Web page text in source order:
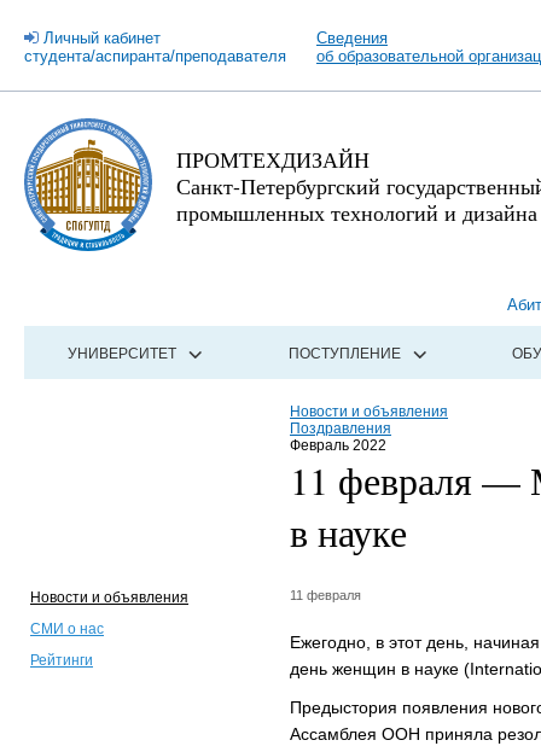
Личный кабинет
студента/аспиранта/преподавателя
Сведения
об образовательной
ПРОМТЕХДИЗАЙН
Санкт-Петербургский
промышленных технологий и дизайна
УНИВЕРСИТЕТ ПОСТУПЛЕНИЕ
Новости и объявления
Поздравления
Февраль 2022
11 февраля
в науке
Новости и объявления
СМИ о нас
Рейтинги
11 февраля
Ежегодно, в этот день,
день женщин в науке
Предыстория появления
Ассамблея ООН приняла